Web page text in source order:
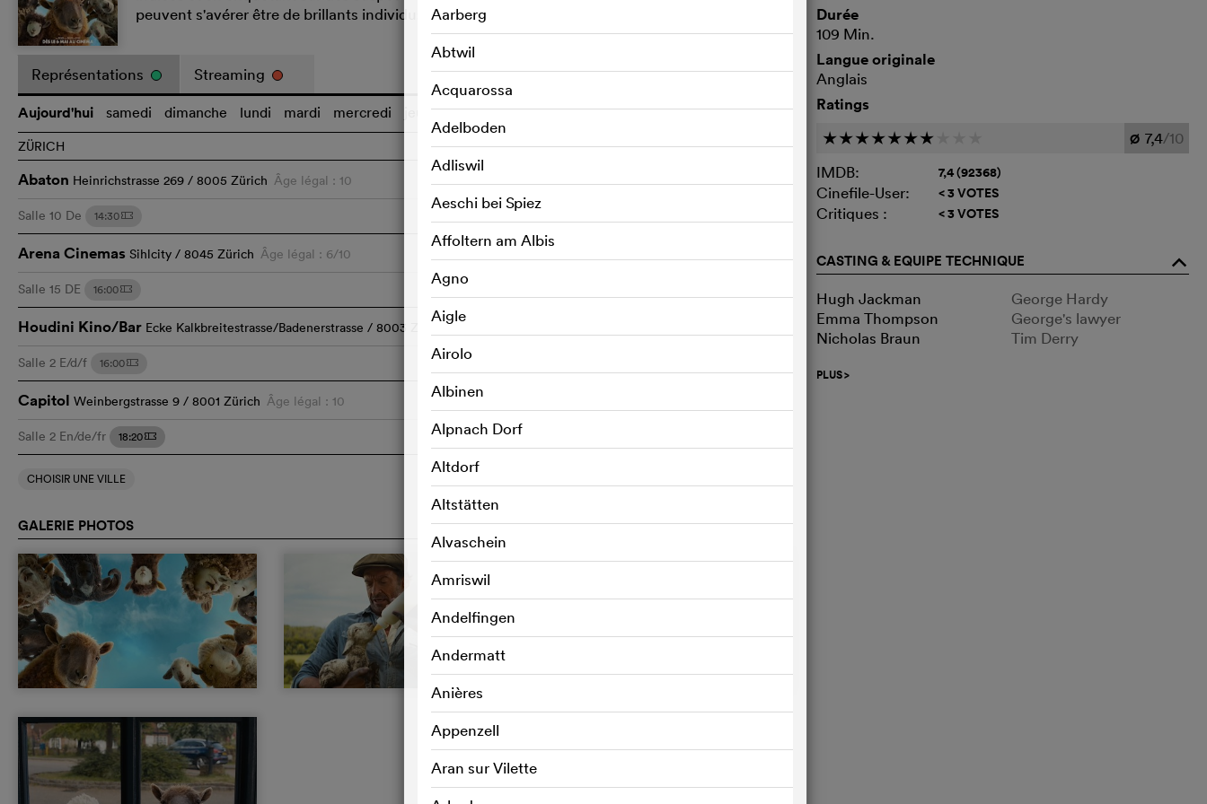
peuvent s'avérer être de brillants individus capables de résoudre des énigmes criminelles.
Représentations Streaming
Aujourd'hui samedi dimanche lundi mardi mercredi jeudi
ZÜRICH
Abaton Heinrichstrasse 269 / 8005 Zürich Âge légal : 10
Salle 10 De 14:30m
Arena Cinemas Sihlcity / 8045 Zürich Âge légal : 6/10
Salle 15 DE 16:00m
Houdini Kino/Bar Ecke Kalkbreitestrasse/Badenerstrasse / 8003 Zürich
Salle 2 E/d/f 16:00m
Capitol Weinbergstrasse 9 / 8001 Zürich Âge légal : 10
Salle 2 En/de/fr 18:20m
CHOISIR UNE VILLE
Aarberg
Abtwil
Acquarossa
Adelboden
Adliswil
Aeschi bei Spiez
Affoltern am Albis
Agno
Aigle
Airolo
Albinen
Alpnach Dorf
Altdorf
Altstätten
Alvaschein
Amriswil
Andelfingen
Andermatt
Anières
Appenzell
Aran sur Vilette
GALERIE PHOTOS o
Durée
109 Min.
Langue originale
Anglais
Ratings
c c c c c c c Ø 7,4/10
IMDB:
7,4 (92368)
Cinefile-User: < 3 VOTES
Critiques : < 3 VOTES
CASTING & EQUIPE TECHNIQUE o
Hugh Jackman
George Hardy
Emma Thompson
George's lawyer
Nicholas Braun
Tim Derry
PLUS>